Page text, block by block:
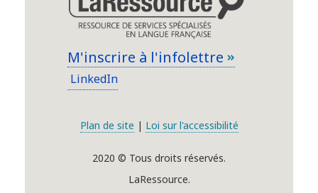
M'inscrire à l'infolettre
LinkedIn
Plan de site | Loi sur l'accessibilité
2020 © Tous droits réservés.
LaRessource.